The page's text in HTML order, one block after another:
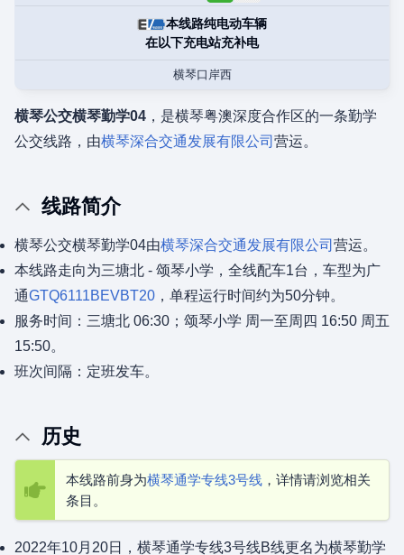
本线路纯电动车辆
在以下充电站充补电
横琴口岸西
横琴公交横琴勤学04 ，是横琴粤澳深度合作区的一条勤学
公交线路，由横琴深合交通发展有限公司 营运。
线路简介
横琴公交横琴勤学04由横琴深合交通发展有限公司 营运。
本线路走向为三塘北 - 颂琴小学，全线配车1台，车型为广
通GTQ6111BEVBT20 ，单程运行时间约为50分钟。
服务时间：三塘北 06:30；颂琴小学 周一至周四 16:50 周五
15:50。
班次间隔：定班发车。
历史
本线路前身为横琴通学专线3号线 ，详情请浏览相关
条目。
2022年10月20日，横琴通学专线3号线B线更名为横琴勤学